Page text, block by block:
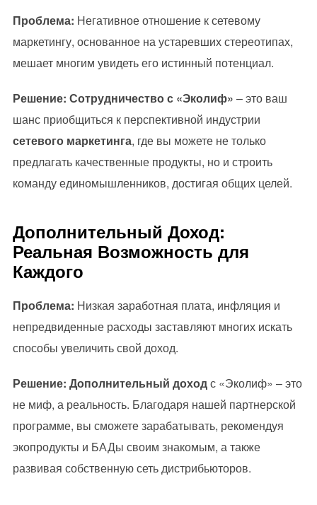
Проблема: Негативное отношение к сетевому
маркетингу, основанное на устаревших стереотипах,
мешает многим увидеть его истинный потенциал.
Решение: Сотрудничество с «Эколиф» – это ваш
шанс приобщиться к перспективной индустрии
сетевого маркетинга, где вы можете не только
предлагать качественные продукты, но и строить
команду единомышленников, достигая общих целей.
Дополнительный Доход:
Реальная Возможность для
Каждого
Проблема: Низкая заработная плата, инфляция и
непредвиденные расходы заставляют многих искать
способы увеличить свой доход.
Решение: Дополнительный доходс «Эколиф» – это
не миф, а реальность. Благодаря нашей партнерской
программе, вы сможете зарабатывать, рекомендуя
экопродукты и БАДы своим знакомым, а также
развивая собственную сеть дистрибьюторов.